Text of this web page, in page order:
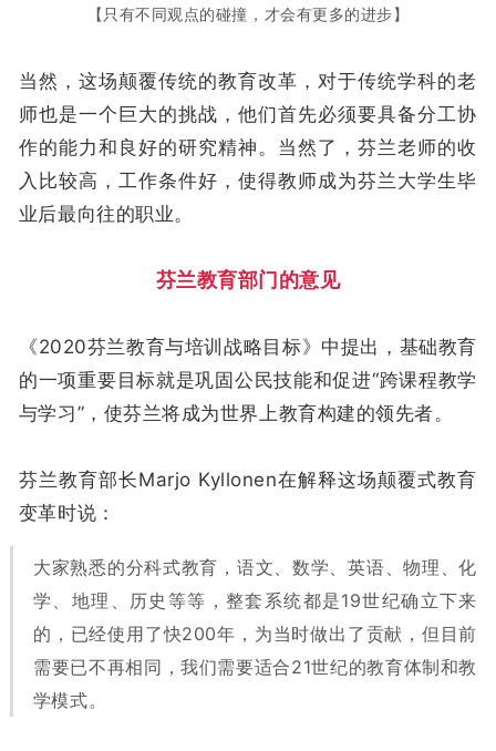
【只有不同观点的碰撞，才会有更多的进步】
当然，这场颠覆传统的教育改革，对于传统学科的老
师也是一个巨大的挑战，他们首先必须要具备分工协
作的能力和良好的研究精神。当然了，芬兰老师的收
入比较高，工作条件好，使得教师成为芬兰大学生毕
业后最向往的职业。
芬兰教育部门的意见
《2020芬兰教育与培训战略目标》中提出，基础教育
的一项重要目标就是巩固公民技能和促进“跨课程教学
与学习”，使芬兰将成为世界上教育构建的领先者。
芬兰教育部长Marjo Kyllonen在解释这场颠覆式教育
变革时说：
大家熟悉的分科式教育，语文、数学、英语、物理、化
学、地理、历史等等，整套系统都是19世纪确立下来
的，已经使用了快200年，为当时做出了贡献，但目前
需要已不再相同，我们需要适合21世纪的教育体制和教
学模式。